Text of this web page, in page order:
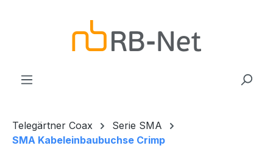
Telegärtner Coax
Serie SMA
SMA Kabeleinbaubuchse Crimp